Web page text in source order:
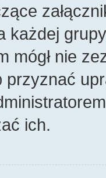
każdej
mógł nie
przyznać
ich.